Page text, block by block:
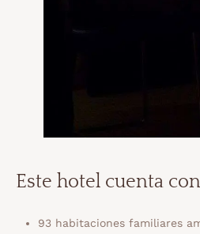
Este hotel cuenta
93 habitaciones familiares